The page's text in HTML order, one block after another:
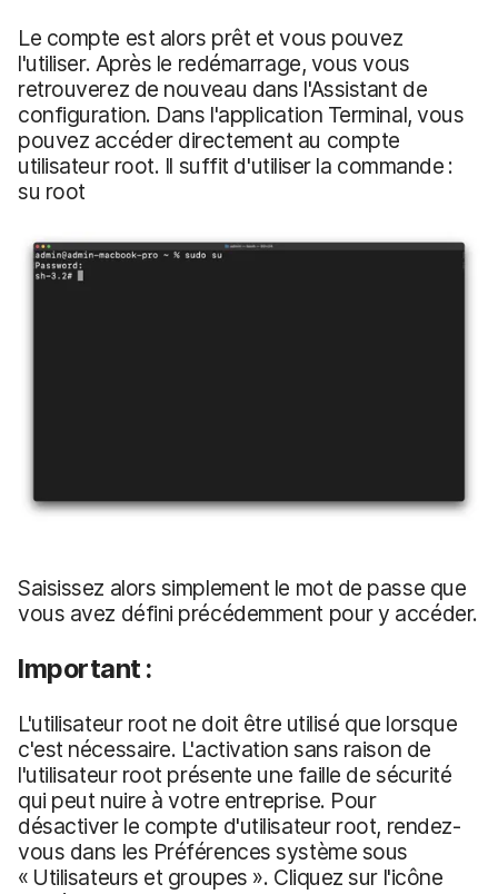
Le compte est alors prêt et vous pouvez
l'utiliser. Après le redémarrage, vous vous
retrouverez de nouveau dans l'Assistant de
configuration. Dans l'application Terminal, vous
pouvez accéder directement au compte
utilisateur root. Il suffit d'utiliser la commande :
su root
Saisissez alors simplement le mot de passe que
vous avez défini précédemment pour y accéder.
Important :
L'utilisateur root ne doit être utilisé que lorsque
c'est nécessaire. L'activation sans raison de
l'utilisateur root présente une faille de sécurité
qui peut nuire à votre entreprise. Pour
désactiver le compte d'utilisateur root, rendez-
vous dans les Préférences système sous
« Utilisateurs et groupes ». Cliquez sur l'icône